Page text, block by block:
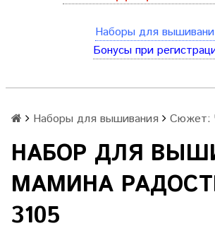
Наборы для
Бонусы при
Наборы для вышивания Сюжет:
НАБОР ДЛЯ
МАМИНА
3105